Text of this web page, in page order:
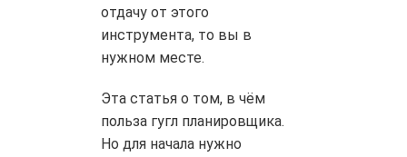
отдачу от этого
инструмента, то вы в
нужном месте.
Эта статья о том, в чём
польза гугл планировщика.
Но для начала нужно